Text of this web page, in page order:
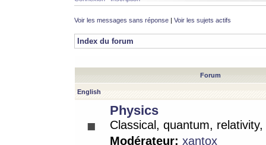
Voir les messages sans réponse | Voir les sujets actifs
Index du forum
Forum
English
Physics
Classical, quantum,
Modérateur: xantox